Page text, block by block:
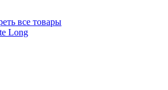
все товары
Long